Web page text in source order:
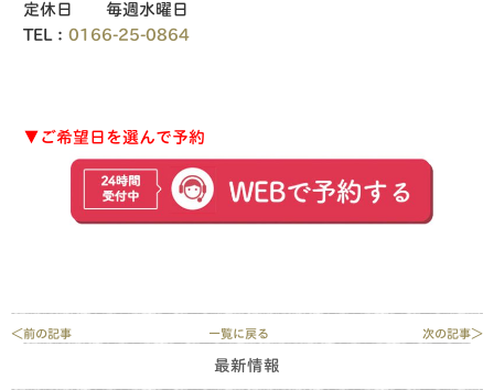
定休日 毎週水曜日
TEL： 0166-25-0864
▼ご希望日を選んで予約
＜前の記事 次の記事＞
一覧に戻る
最新情報